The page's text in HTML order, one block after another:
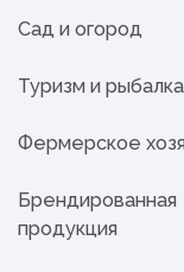
Сад и огород
Туризм и рыбалка
Фермерское
Брендированная
продукция